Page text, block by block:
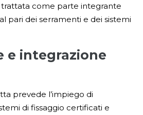
come parte integrante
pari dei serramenti e dei sistemi
e integrazione
prevede l’impiego di
di fissaggio certificati e